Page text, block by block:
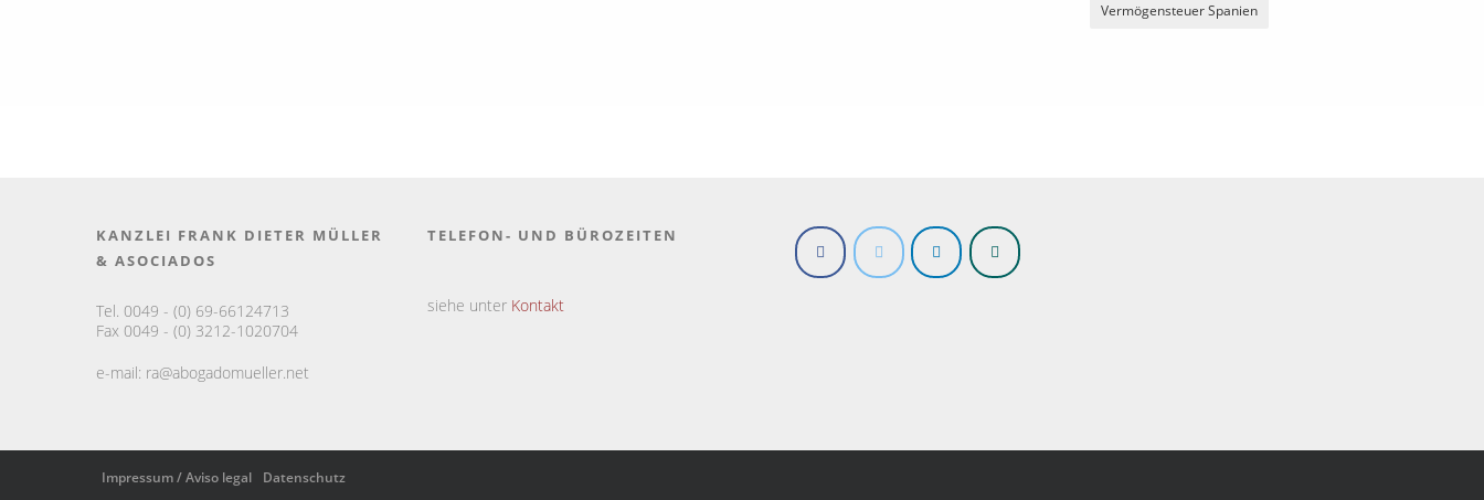
Vermögensteuer Spanien
KANZLEI FRANK DIETER MÜLLER
& ASOCIADOS
Tel. 0049 - (0) 69-66124713
Fax 0049 - (0) 3212-1020704
e-mail: ra@abogadomueller.net
TELEFON- UND BÜROZEITEN
siehe unter Kontakt
Impressum / Aviso legal Datenschutz